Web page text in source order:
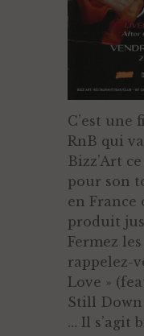
C’est une
RnB qui
Bizz’Art
pour son
en France
produit
Fermez
rappelez-
Love »
Still Down
… Il s’agit